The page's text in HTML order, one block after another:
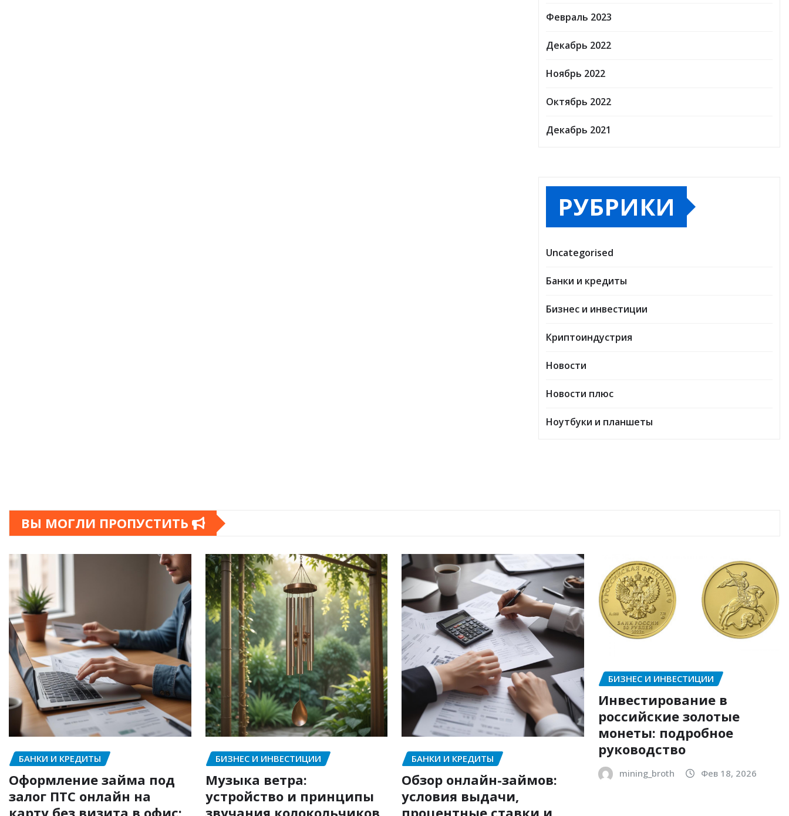
Февраль 2023
Декабрь 2022
Ноябрь 2022
Октябрь 2022
Декабрь 2021
РУБРИКИ
Uncategorised
Банки и кредиты
Бизнес и инвестиции
Криптоиндустрия
Новости
Новости плюс
Ноутбуки и планшеты
ВЫ МОГЛИ ПРОПУСТИТЬ
БАНКИ И КРЕДИТЫ
Оформление займа под
залог ПТС онлайн на
БИЗНЕС И ИНВЕСТИЦИИ
Музыка ветра:
устройство и принципы
БАНКИ И КРЕДИТЫ
Обзор онлайн-займов:
условия выдачи,
БИЗНЕС И ИНВЕСТИЦИИ
Инвестирование в
российские золотые
монеты: подробное
руководство
mining_broth Фев 18, 2026